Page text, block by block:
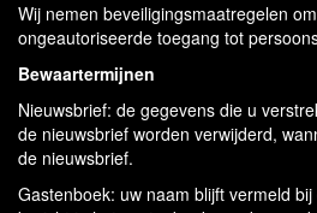
Wij nemen beveiligingsmaatregelen
ongeautoriseerde toegang tot
Bewaartermijnen
Nieuwsbrief: de gegevens die u
de nieuwsbrief worden verwijderd,
de nieuwsbrief.
Gastenboek: uw naam blijft vermeld